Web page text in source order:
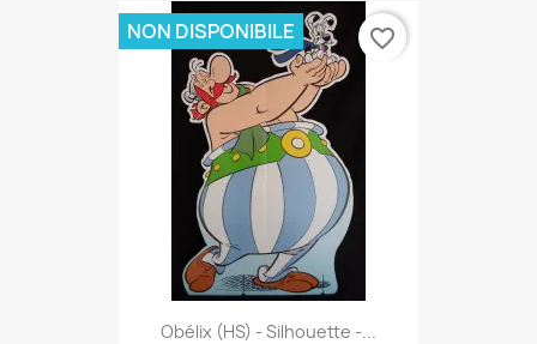
Obélix (HS) - Silhouette -...
NON DISPONIBILE favorite_border